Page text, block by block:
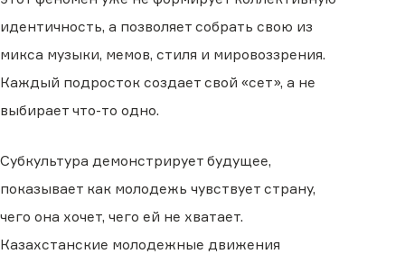
идентичность, а позволяет собрать свою из
микса музыки, мемов, стиля и мировоззрения.
Каждый подросток создает свой «сет», а не
выбирает что-то одно.
Субкультура демонстрирует будущее,
показывает как молодежь чувствует страну,
чего она хочет, чего ей не хватает.
Казахстанские молодежные движения